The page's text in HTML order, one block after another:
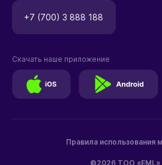
+7 (700) 3 888 188
©2026 ТОО «EML»
Правила использования
Скачать наше приложение